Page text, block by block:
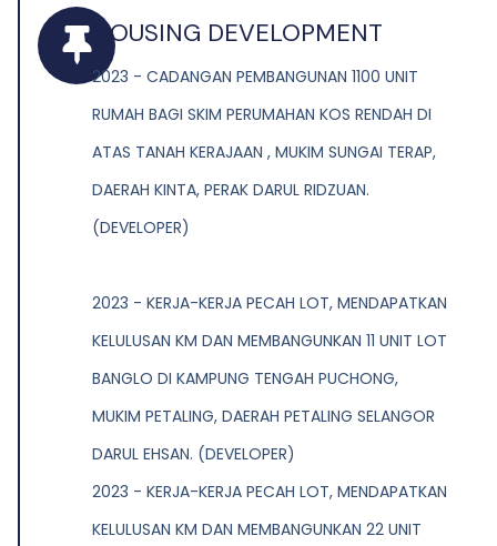
HOUSING DEVELOPMENT
2023 - CADANGAN PEMBANGUNAN 1100 UNIT
RUMAH BAGI SKIM PERUMAHAN KOS RENDAH DI
ATAS TANAH KERAJAAN , MUKIM SUNGAI TERAP,
DAERAH KINTA, PERAK DARUL RIDZUAN.
(DEVELOPER)
2023 - KERJA-KERJA PECAH LOT, MENDAPATKAN
KELULUSAN KM DAN MEMBANGUNKAN 11 UNIT LOT
BANGLO DI KAMPUNG TENGAH PUCHONG,
MUKIM PETALING, DAERAH PETALING SELANGOR
DARUL EHSAN. (DEVELOPER)
2023 - KERJA-KERJA PECAH LOT, MENDAPATKAN
KELULUSAN KM DAN MEMBANGUNKAN 22 UNIT